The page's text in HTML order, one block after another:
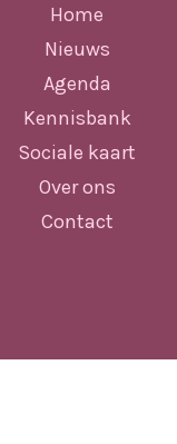
Home
Nieuws
Agenda
Kennisbank
Sociale kaart
Over ons
Contact